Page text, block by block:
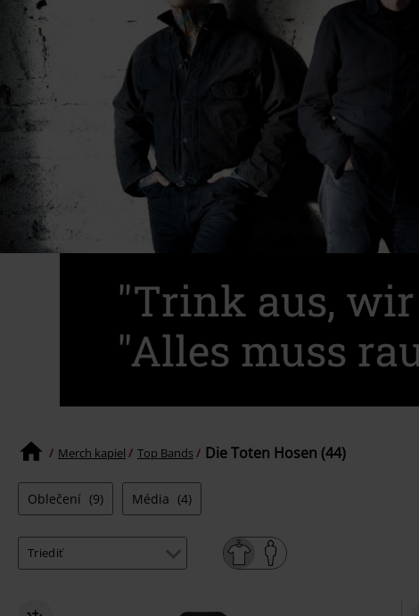
"Trink aus, wir
"Alles muss
Merch kapiel Top Bands Die Toten Hosen (44)
Oblečení (9) Média (4)